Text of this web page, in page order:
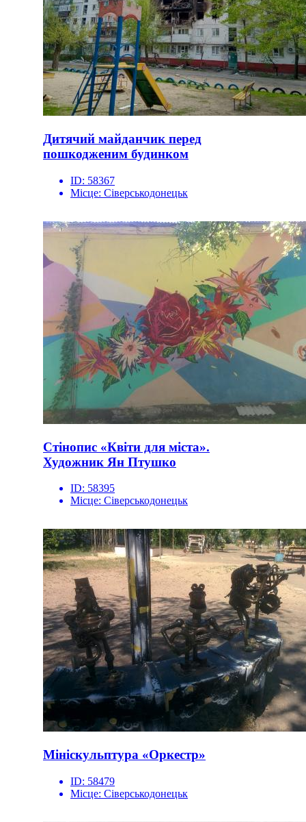
Дитячий майданчик перед
пошкодженим будинком
ID: 58367
Місце: Сіверськодонецьк
Стінопис «Квіти для міста».
Художник Ян Птушко
ID: 58395
Місце: Сіверськодонецьк
Мініскульптура «Оркестр»
ID: 58479
Місце: Сіверськодонецьк